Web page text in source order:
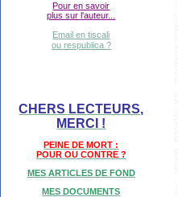
Pour en savoir
plus sur l'auteur...
Email en tiscali
ou respublica ?
CHERS LECTEURS,
MERCI !
PEINE DE MORT :
POUR OU CONTRE ?
MES ARTICLES DE FOND
MES DOCUMENTS